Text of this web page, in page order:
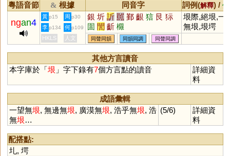
粵語音節 & 根據 同音字 詞例(解釋) /
ngan4
黃 p15 周 p30 銀 圻 訢 嚚 鄞 齦 狺 艮 狋
圁 誾 齗 檭
垠際,絕垠,一
無垠,垠堮
李 p134 何 p109
HKLS 人文 同聲同韻 同韻同調 同聲同調
其他方言讀音
本字庫於「垠 」字下錄有7個方言點的讀音
詳細資
料
成語彙輯
一望無垠, 無邊無垠, 廣漠無垠, 浩乎無垠, 浩
無垠…
(5/6)
詳細資
料
配搭點:
圠, 堮